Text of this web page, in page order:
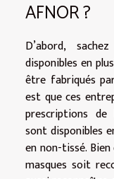
AFNOR ?
D’abord,
disponibles en
être fabriqués
est que ces
prescriptions de
sont disponibles
en non-tissé.
masques soit